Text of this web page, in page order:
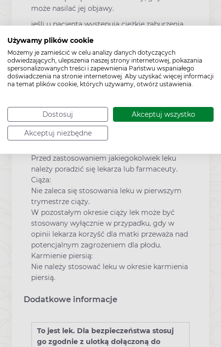
Używamy plików cookie
Możemy je zamieścić w celu analizy danych dotyczących
odwiedzających, ulepszenia naszej strony internetowej, pokazania
spersonalizowanych treści i zapewnienia Państwu wspaniałego
doświadczenia na stronie internetowej. Aby uzyskać więcej informacji
na temat plików cookie, których używamy, otwórz ustawienia.
Dostosuj Akceptuj wszystko
Akceptuj niezbędne
może nasilać jej objawy.
jeśli u pacjenta występują ciężkie zaburzenia
jeśli u pacjenta występuje ciężkie zaburzenie
czynności nerek.
jeśli pojawią się nowe zmiany patologiczne na
skórze lub błonach śluzowych, należy
odstawić leczenie bromoheksyną.
Ciąża i laktacja
Przed zastosowaniem jakiegokolwiek leku
należy poradzić się lekarza lub farmaceuty.
Ciąża:
Nie zaleca się stosowania leku w pierwszym
trymestrze ciąży.
W pozostałym okresie ciąży lek może być
stosowany wyłącznie w przypadku, gdy w
opinii lekarza korzyść dla matki przeważa nad
potencjalnym zagrożeniem dla płodu.
Karmienie piersią:
Nie należy stosować leku w okresie karmienia
piersią.
Dodatkowe informacje
To jest lek. Dla bezpieczeństwa stosuj
go zgodnie z ulotką dołączoną do